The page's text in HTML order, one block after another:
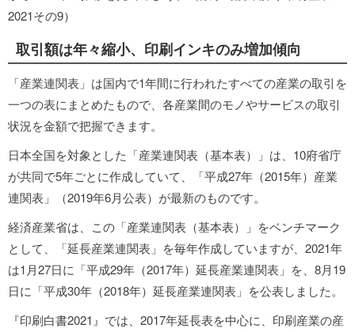
2021その9）
取引額は年々縮小、印刷インキのみ増加傾向
「産業連関表」は国内で1年間に行われたすべての産業の取引を
一つの表にまとめたもので、各産業間のモノやサービスの取引
状況を金額で把握できます。
日本全国を対象とした「産業連関表（基本表）」は、10府省庁
が共同で5年ごとに作成していて、「平成27年（2015年）産業
連関表」（2019年6月公表）が最新のものです。
経済産業省は、この「産業連関表（基本表）」をベンチマーク
として、「延長産業連関表」を毎年作成していますが、2021年
は1月27日に「平成29年（2017年）延長産業連関表」を、8月19
日に「平成30年（2018年）延長産業連関表」を公表しました。
『印刷白書2021』では、2017年延長表を中心に、印刷産業の産